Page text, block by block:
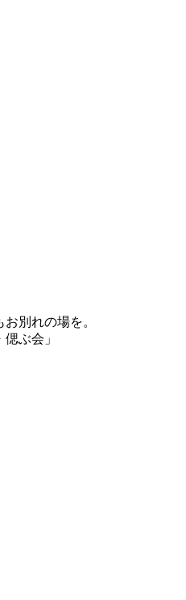
別れの場を。
ぶ会」